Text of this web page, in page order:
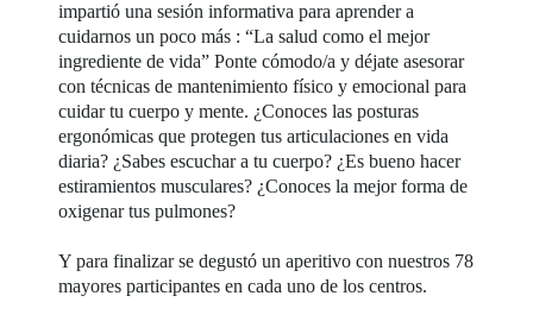
impartió una sesión informativa para aprender a
cuidarnos un poco más : “La salud como el mejor
ingrediente de vida” Ponte cómodo/a y déjate asesorar
con técnicas de mantenimiento físico y emocional para
cuidar tu cuerpo y mente. ¿Conoces las posturas
ergonómicas que protegen tus articulaciones en vida
diaria? ¿Sabes escuchar a tu cuerpo? ¿Es bueno hacer
estiramientos musculares? ¿Conoces la mejor forma de
oxigenar tus pulmones?
Y para finalizar se degustó un aperitivo con nuestros 78
mayores participantes en cada uno de los centros.